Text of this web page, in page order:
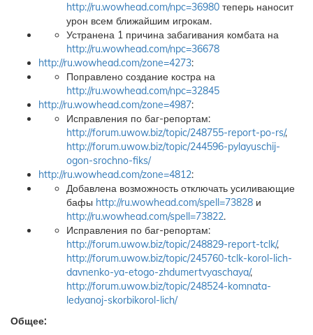
http://ru.wowhead.com/npc=36980 теперь наносит
урон всем ближайшим игрокам.
Устранена 1 причина забагивания комбата на
http://ru.wowhead.com/npc=36678
http://ru.wowhead.com/zone=4273:
Поправлено создание костра на
http://ru.wowhead.com/npc=32845
http://ru.wowhead.com/zone=4987:
Исправления по баг-репортам:
http://forum.uwow.biz/topic/248755-report-po-rs/,
http://forum.uwow.biz/topic/244596-pylayuschij-
ogon-srochno-fiks/
http://ru.wowhead.com/zone=4812:
Добавлена возможность отключать усиливающие
бафы http://ru.wowhead.com/spell=73828 и
http://ru.wowhead.com/spell=73822.
Исправления по баг-репортам:
http://forum.uwow.biz/topic/248829-report-tclk/,
http://forum.uwow.biz/topic/245760-tclk-korol-lich-
davnenko-ya-etogo-zhdumertvyaschaya/,
http://forum.uwow.biz/topic/248524-komnata-
ledyanoj-skorbikorol-lich/
Общее: